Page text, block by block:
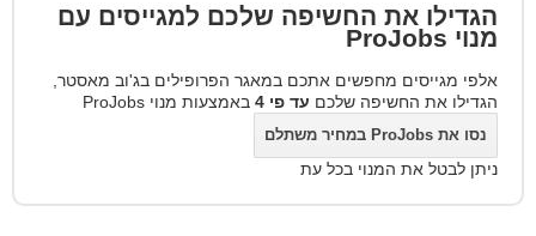
הגדילו את החשיפה שלכם למגייסים עם
מנוי ProJobs
אלפי מגייסים מחפשים אתכם במאגר הפרופילים בג'וב מאסטר,
הגדילו את החשיפה שלכם עד פי 4 באמצעות מנוי ProJobs
נסו את ProJobs במחיר משתלם
ניתן לבטל את המנוי בכל עת